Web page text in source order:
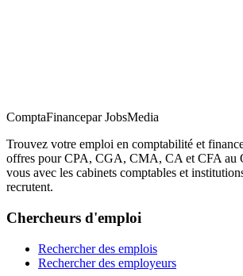
ComptaFinancepar JobsMedia
Trouvez votre emploi en comptabilité et
offres pour CPA, CGA, CMA, CA et CFA au
vous avec les cabinets comptables et
recrutent.
Chercheurs d'emploi
Rechercher des emplois
Rechercher des employeurs